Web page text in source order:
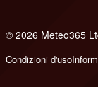
© 2026 Meteo365
Condizioni d'uso